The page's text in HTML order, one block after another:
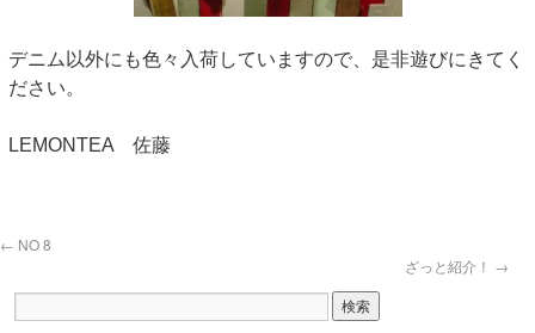
デニム以外にも色々入荷していますので、是非遊びにきてく
ださい。
LEMONTEA 佐藤
← NO 8
ざっと紹介！ →